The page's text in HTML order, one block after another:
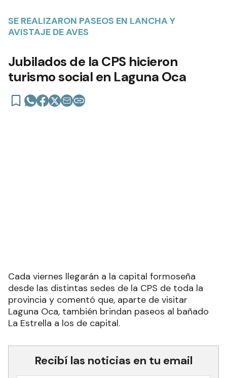
SE REALIZARON PASEOS EN LANCHA Y
AVISTAJE DE AVES
Jubilados de la CPS hicieron
turismo social en Laguna Oca
Cada viernes llegarán a la capital formoseña
desde las distintas sedes de la CPS de toda la
provincia y comentó que, aparte de visitar
Laguna Oca, también brindan paseos al bañado
La Estrella a los de capital.
Recibí las noticias en tu email